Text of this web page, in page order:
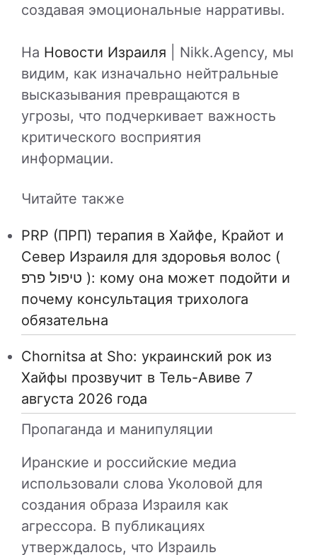
создавая эмоциональные нарративы.
На Новости Израиля | Nikk.Agency, мы
видим, как изначально нейтральные
высказывания превращаются в
угрозы, что подчеркивает важность
критического восприятия
информации.
Читайте также
PRP (ПРП) терапия в Хайфе, Крайот и
Север Израиля для здоровья волос (
טיפול פרפ ): кому она может подойти и
почему консультация трихолога
обязательна
Chornitsa at Sho: украинский рок из
Хайфы прозвучит в Тель-Авиве 7
августа 2026 года
Пропаганда и манипуляции
Иранские и российские медиа
использовали слова Уколовой для
создания образа Израиля как
агрессора. В публикациях
утверждалось, что Израиль